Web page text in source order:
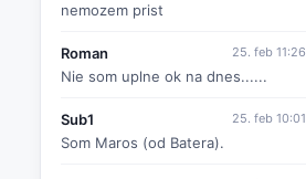
nemozem prist
Roman 25. feb 11:26
Nie som uplne ok na dnes......
Sub1 25. feb 10:01
Som Maros (od Batera).